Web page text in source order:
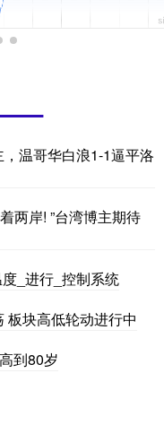
温哥华白浪1-1逼平洛
两岸! ”台湾博主期待
_进行_控制系统
板块高低轮动进行中
到80岁